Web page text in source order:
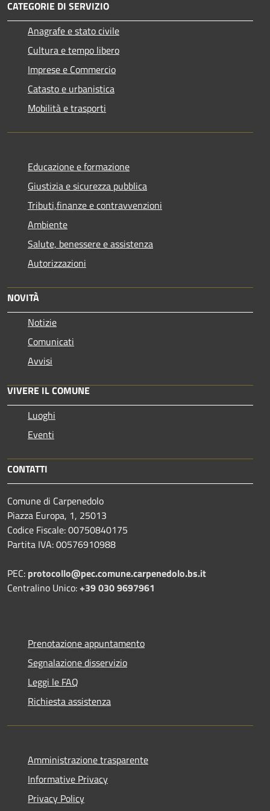
CATEGORIE DI SERVIZIO
Anagrafe e stato civile
Cultura e tempo libero
Imprese e Commercio
Catasto e urbanistica
Mobilità e trasporti
Educazione e formazione
Giustizia e sicurezza pubblica
Tributi,finanze e contravvenzioni
Ambiente
Salute, benessere e assistenza
Autorizzazioni
NOVITÀ
Notizie
Comunicati
Avvisi
VIVERE IL COMUNE
Luoghi
Eventi
CONTATTI
Comune di Carpenedolo
Piazza Europa, 1, 25013
Codice Fiscale: 00750840175
Partita IVA: 00576910988
PEC: protocollo@pec.comune.carpenedolo.bs.it
Centralino Unico:+39 030 9697961
Prenotazione appuntamento
Segnalazione disservizio
Leggi le FAQ
Richiesta assistenza
Amministrazione trasparente
Informative Privacy
Privacy Policy